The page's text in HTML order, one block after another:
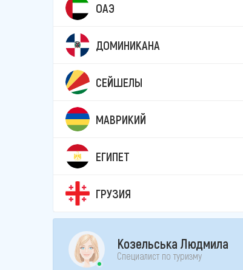
ОАЭ
ДОМИНИКАНА
СЕЙШЕЛЫ
МАВРИКИЙ
ЕГИПЕТ
ГРУЗИЯ
Козельська Людмила
Специалист по туризму